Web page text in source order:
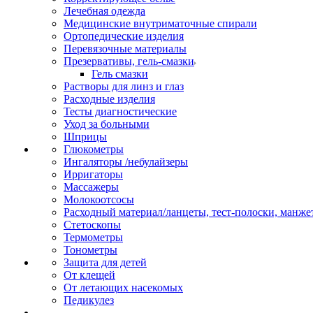
Лечебная одежда
Медицинские внутриматочные спирали
Ортопедические изделия
Перевязочные материалы
Презервативы, гель-смазки
Гель смазки
Растворы для линз и глаз
Расходные изделия
Тесты диагностические
Уход за больными
Шприцы
Глюкометры
Ингаляторы /небулайзеры
Ирригаторы
Массажеры
Молокоотсосы
Расходный материал/ланцеты, тест-полоски,
Стетоскопы
Термометры
Тонометры
Защита для детей
От клещей
От летающих насекомых
Педикулез